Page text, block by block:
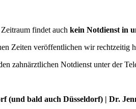
findet auch kein Notdienst in
Zeiten veröffentlichen wir rechtzeitig
zahnärztlichen Notdienst unter der
(und bald auch Düsseldorf) | Dr.